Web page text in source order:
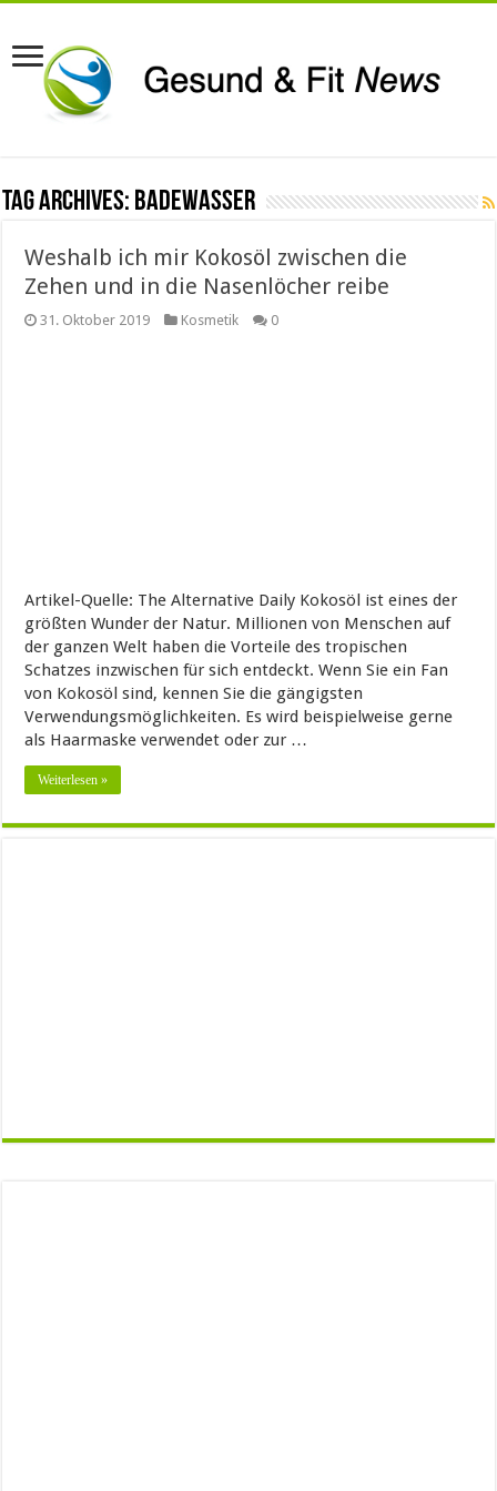
Tag Archives: Badewasser
Weshalb ich mir Kokosöl zwischen die
Zehen und in die Nasenlöcher reibe
31. Oktober 2019 Kosmetik 0
Artikel-Quelle: The Alternative Daily Kokosöl ist eines der
größten Wunder der Natur. Millionen von Menschen auf
der ganzen Welt haben die Vorteile des tropischen
Schatzes inzwischen für sich entdeckt. Wenn Sie ein Fan
von Kokosöl sind, kennen Sie die gängigsten
Verwendungsmöglichkeiten. Es wird beispielweise gerne
als Haarmaske verwendet oder zur …
Weiterlesen »